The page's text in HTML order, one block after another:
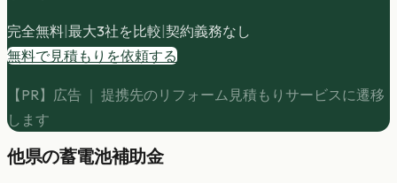
完全無料|最大3社を比較|契約義務なし
無料で見積もりを依頼する
【PR】広告 ｜ 提携先のリフォーム見積もりサービスに遷移
します
他県の蓄電池補助金